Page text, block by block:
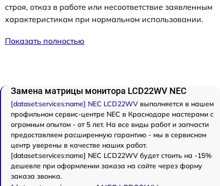
строя, отказ в работе или несоответствие заявленным
характеристикам при нормальном использовании.
Показать полностью
Замена матрицы монитора LCD22WV NEC
[dataset:services:name] NEC LCD22WV выполняется в нашем
профильном сервис-центре NEC в Краснодаре мастерами с
огромным опытом - от 5 лет. На все виды работ и запчасти
предоставляем расширенную гарантию - мы в сервисном
центр уверены в качестве наших работ.
[dataset:services:name] NEC LCD22WV будет стоить на -15%
дешевле при оформлении заказа на сайте через форму
заказа звонка.